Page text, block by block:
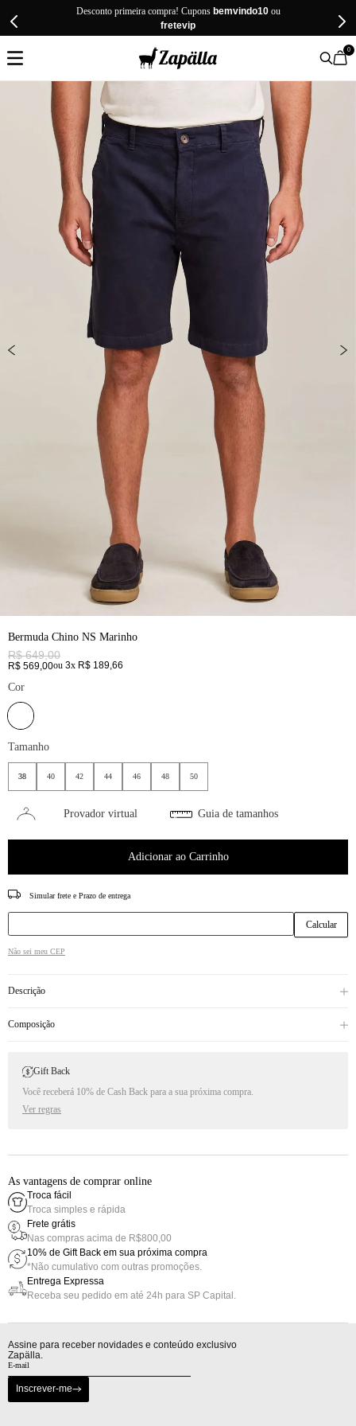
Desconto primeira compra! Cupons bemvindo10ou
fretevip
0
Bermuda Chino NS Marinho
R$ 649,00
R$ 569,00ou 3x R$ 189,66
Cor
Tamanho
38 40 42 44 46 48 50
Provador virtual Guia de tamanhos
Adicionar ao Carrinho
CEP
Não sei meu CEP
Descrição
Composição
Gift Back
Você receberá 10% de Cash Back para a sua próxima compra.
Ver regras
As vantagens de comprar online
Troca fácil
Troca simples e rápida
Frete grátis
Nas compras acima de R$800,00
10% de Gift Back em sua próxima compra
*Não cumulativo com outras promoções.
Entrega Expressa
Receba seu pedido em até 24h para SP Capital.
Assine para receber novidades e conteúdo exclusivo
Zapälla.
Inscrever-me